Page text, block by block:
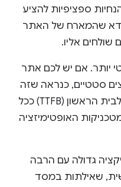
ספציפיות להציע
שהמארח של האתר
אליו.
אם יש לכם אתר
סטטיים, כנראה שזה
בסדר. כדי לצמצם את הזמן עד לבית הראשון (TTFB) ככל
האופטימיזציה
גדולה עם הרבה
שאילתות במסד